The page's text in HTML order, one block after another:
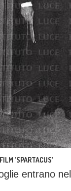
'SPARTACUS'
entrano